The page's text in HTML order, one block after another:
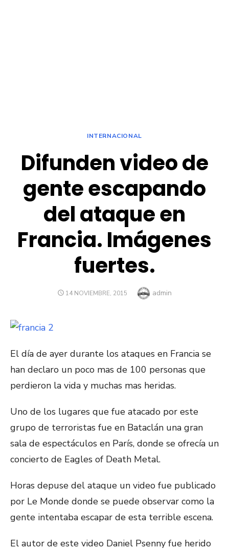
INTERNACIONAL
Difunden video de
gente escapando
del ataque en
Francia. Imágenes
fuertes.
PUBLICADO
14 NOVIEMBRE, 2015 Autor
admin
El día de ayer durante los ataques en Francia se
han declaro un poco mas de 100 personas que
perdieron la vida y muchas mas heridas.
Uno de los lugares que fue atacado por este
grupo de terroristas fue en Bataclán una gran
sala de espectáculos en París, donde se ofrecía un
concierto de Eagles of Death Metal.
Horas depuse del ataque un video fue publicado
por Le Monde donde se puede observar como la
gente intentaba escapar de esta terrible escena.
El autor de este video Daniel Psenny fue herido